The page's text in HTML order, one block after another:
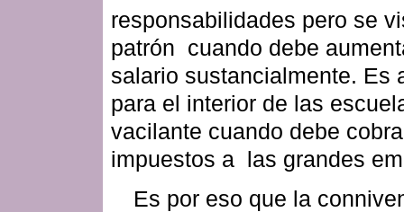
responsabilidades pero se
patrón cuando debe
salario sustancialmente. Es
para el interior de las
vacilante cuando debe
impuestos a las grandes
Es por eso que la